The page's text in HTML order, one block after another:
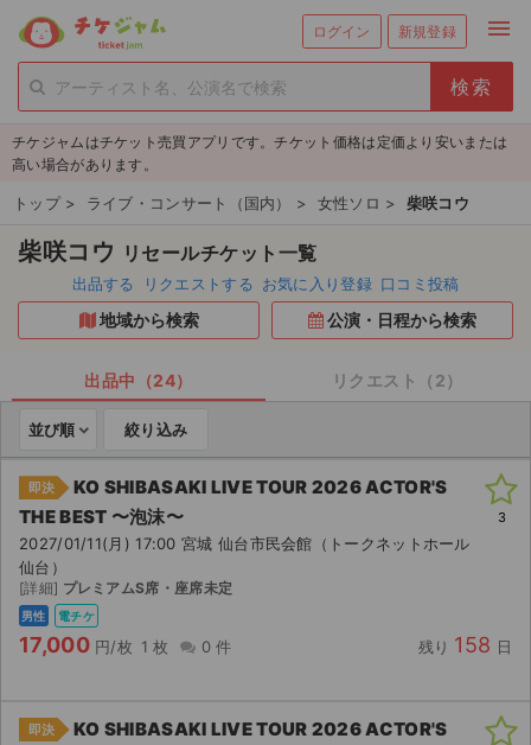
ログイン 新規登録 menu
person_add 新規会員登録
チケットを探す
新着チケット
値下げしたチケット
都道府県からチケットを探す
チケットのリクエスト一覧
取扱チケット
ライブ・コンサート（国内）
ライブ・コンサート（海外）
イベント
演劇・ミュージカル
チケジャムはチケット売買アプリです。チケット価格は定価より安いまたは
高い場合があります。
トップ > ライブ・コンサート（国内） > 女性ソロ > 柴咲コウ
柴咲コウ リセールチケット一覧
出品する リクエストする お気に入り登録 口コミ投稿
地域から検索 公演・日程から検索
出品中（24） リクエスト（2）
並び順 絞り込み
即決
KO SHIBASAKI LIVE TOUR 2026 ACTOR'S
THE BEST 〜泡沫〜
2027/01/11(月) 17:00 宮城 仙台市民会館（トークネットホール
仙台）
[詳細] プレミアムS席・座席未定
男性 電チケ
17,000 円/枚 1 枚 0 件 残り 158 日
3
即決
KO SHIBASAKI LIVE TOUR 2026 ACTOR'S